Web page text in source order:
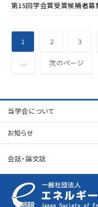
第15回学会賞受賞候補者募
1 2 3
... 次のページ
当学会について
お知らせ
会誌・論文誌